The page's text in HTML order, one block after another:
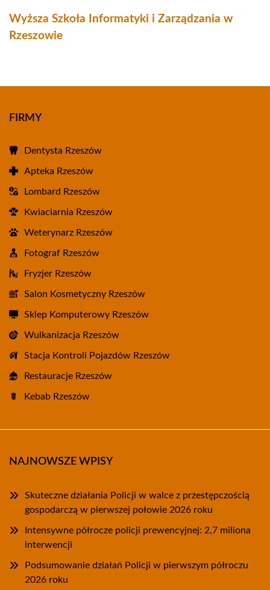
Wyższa Szkoła Informatyki i Zarządzania w
Rzeszowie
FIRMY
Dentysta Rzeszów
Apteka Rzeszów
Lombard Rzeszów
Kwiaciarnia Rzeszów
Weterynarz Rzeszów
Fotograf Rzeszów
Fryzjer Rzeszów
Salon Kosmetyczny Rzeszów
Sklep Komputerowy Rzeszów
Wulkanizacja Rzeszów
Stacja Kontroli Pojazdów Rzeszów
Restauracje Rzeszów
Kebab Rzeszów
NAJNOWSZE WPISY
Skuteczne działania Policji w walce z przestępczością
gospodarczą w pierwszej połowie 2026 roku
Intensywne półrocze policji prewencyjnej: 2,7 miliona
interwencji
Podsumowanie działań Policji w pierwszym półroczu
2026 roku